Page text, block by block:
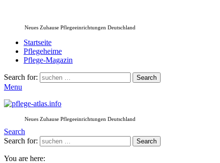
Neues Zuhause Pflegeeinrichtungen Deutschland
Startseite
Pflegeheime
Pflege-Magazin
Search for: Search
Menu
Neues Zuhause Pflegeeinrichtungen Deutschland
Search
Search for:
Search
You are here: